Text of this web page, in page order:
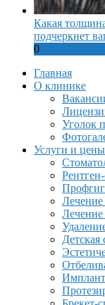
Какая
подчеркнет
0
Главная
О клинике
Уголок
Услуги и цены
Лечение
Лечение
Детская